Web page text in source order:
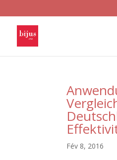
Fév 8, 2016